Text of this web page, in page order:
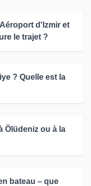
d'Izmir et
le trajet ?
? Quelle est la
Ölüdeniz ou à la
bateau – que